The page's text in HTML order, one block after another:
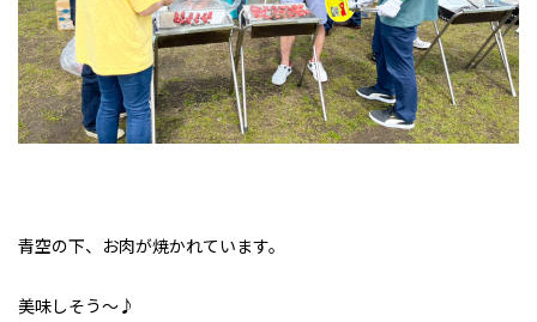
青空の下、お肉が焼かれています。
美味しそう～♪